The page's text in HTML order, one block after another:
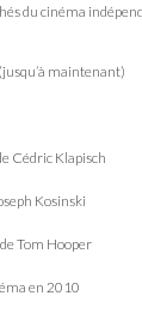
du cinéma
maintenant)
Cédric Klapisch
Kosinski
Tom Hooper
en 2010